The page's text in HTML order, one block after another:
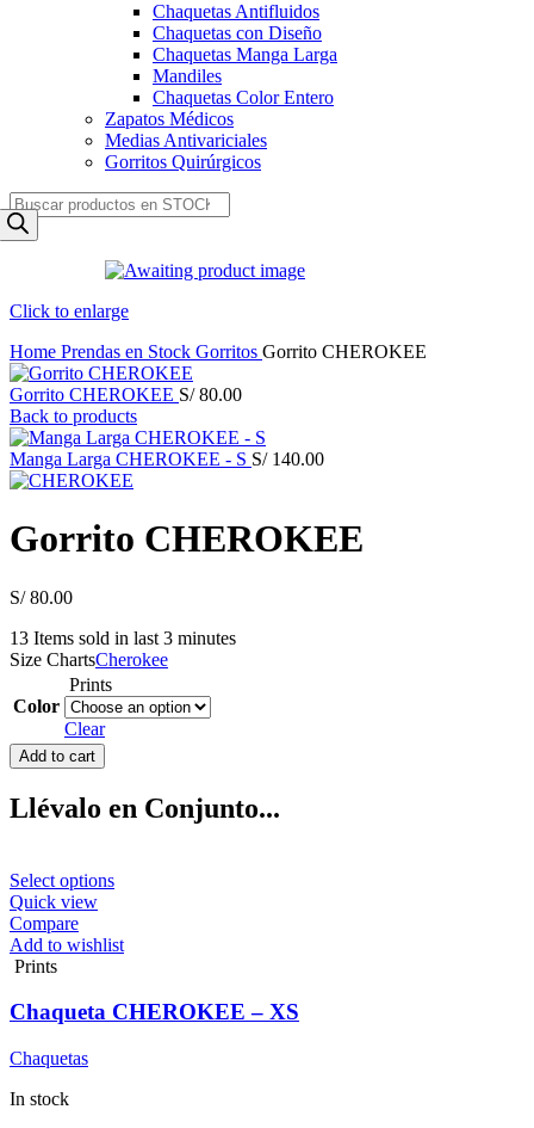
Chaquetas Antifluidos
Chaquetas con Diseño
Chaquetas Manga Larga
Mandiles
Chaquetas Color Entero
Zapatos Médicos
Medias Antivariciales
Gorritos Quirúrgicos
Products
search
Click to enlarge
Home Prendas en Stock Gorritos Gorrito CHEROKEE
Gorrito CHEROKEE S/80.00
Back to products
Manga Larga CHEROKEE - S S/140.00
Gorrito CHEROKEE
S/80.00
13 Items sold in last 3 minutes
Size ChartsCherokee
Color
Prints
Clear
Gorrito
CHEROKEE
quantity
Add to cart
Llévalo en Conjunto...
Select optionsThis
multiple
options
Quick view
Compare
Add to wishlist
Prints
Chaqueta CHEROKEE – XS
Chaquetas
In stock